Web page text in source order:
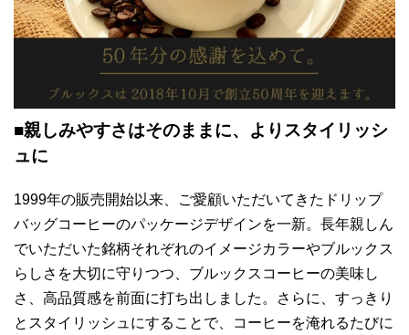
■親しみやすさはそのままに、よりスタイリッシ
ュに
1999年の販売開始以来、ご愛顧いただいてきたドリップ
バッグコーヒーのパッケージデザインを一新。長年親しん
でいただいた銘柄それぞれのイメージカラーやブルックス
らしさを大切に守りつつ、ブルックスコーヒーの美味し
さ、高品質感を前面に打ち出しました。さらに、すっきり
とスタイリッシュにすることで、コーヒーを淹れるたびに